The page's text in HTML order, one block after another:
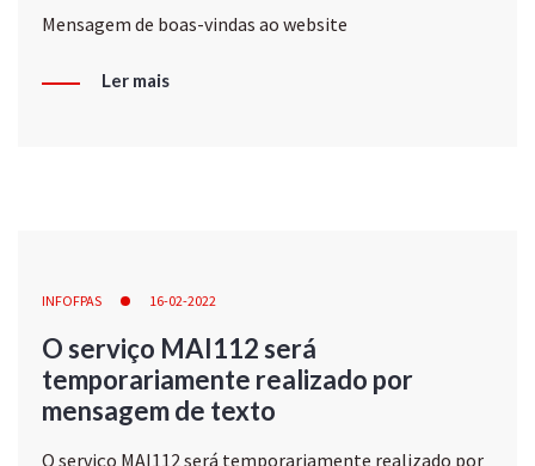
Mensagem de boas-vindas ao website
Ler mais
INFOFPAS 16-02-2022
O serviço MAI112 será
temporariamente realizado por
mensagem de texto
O serviço MAI112 será temporariamente realizado por